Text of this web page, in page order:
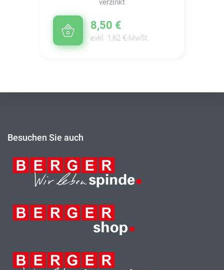
verzinkt
8,50 €
exkl. 1,62 € MwSt.
Besuchen Sie auch